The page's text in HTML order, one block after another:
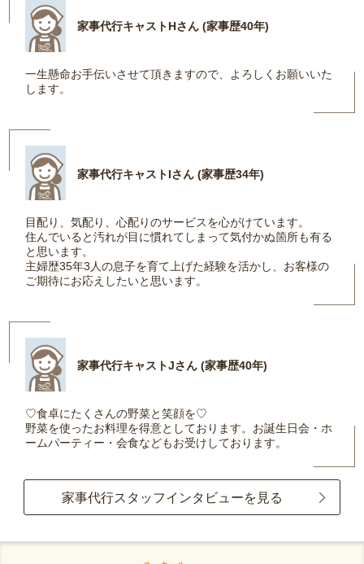
家事代行キャストHさん (家事歴40年)
一生懸命お手伝いさせて頂きますので、よろしくお願いいた
します。
家事代行キャストIさん (家事歴34年)
目配り、気配り、心配りのサービスを心がけています。
住んでいると汚れが目に慣れてしまって気付かぬ箇所も有る
と思います。
主婦歴35年3人の息子を育て上げた経験を活かし、お客様の
ご期待にお応えしたいと思います。
家事代行キャストJさん (家事歴40年)
♡食卓にたくさんの野菜と笑顔を♡
野菜を使ったお料理を得意としております。お誕生日会・ホ
ームパーティー・会食などもお受けしております。
家事代行スタッフインタビューを見る